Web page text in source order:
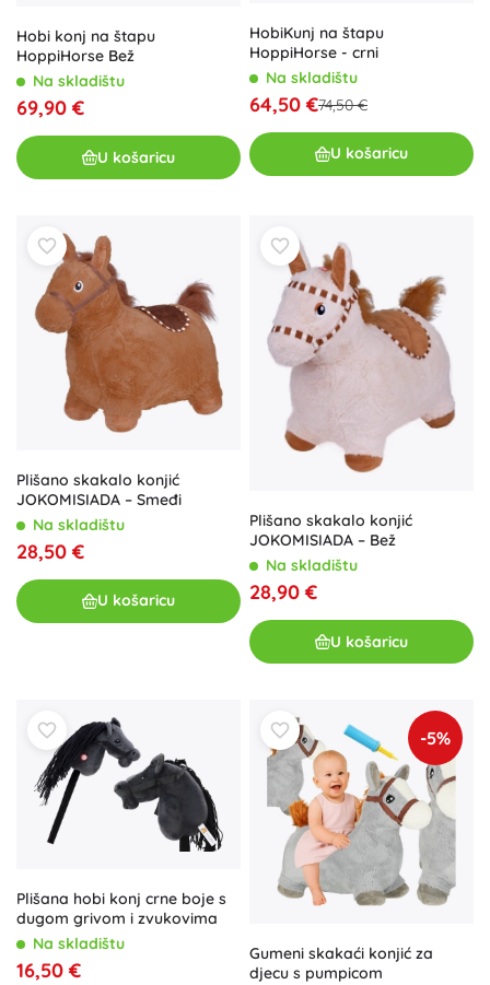
Hobi konj na štapu
HoppiHorse Bež
Na skladištu
69,90 €
U košaricu
HobiKunj na štapu
HoppiHorse - crni
Na skladištu
64,50 €74,50 €
U košaricu
Plišano skakalo konjić
JOKOMISIADA – Smeđi
Na skladištu
28,50 €
U košaricu
Plišano skakalo konjić
JOKOMISIADA – Bež
Na skladištu
28,90 €
U košaricu
Plišana hobi konj crne boje s
dugom grivom i zvukovima
Na skladištu
16,50 €
-5%
Gumeni skakaći konjić za
djecu s pumpicom